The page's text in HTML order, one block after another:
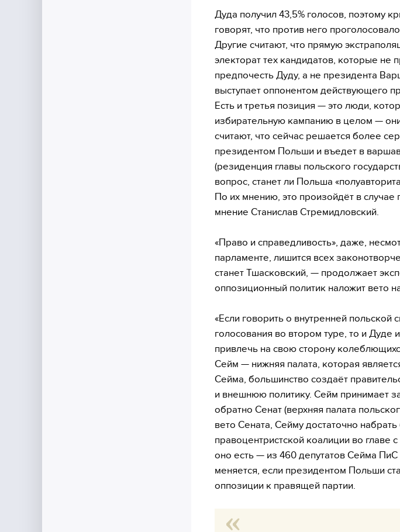
Дуда получил 43,5% голосов, поэтому
говорят, что против него
Другие считают, что прямую
электорат тех кандидатов, которые не
предпочесть Дуду, а не президента
выступает оппонентом действующего
Есть и третья позиция — это люди,
избирательную кампанию в целом —
считают, что сейчас решается более
президентом Польши и въедет в
(резиденция главы польского
вопрос, станет ли Польша
По их мнению, это произойдёт в
мнение Станислав Стремидловский.
«Право и справедливость», даже,
парламенте, лишится всех
станет Тшасковский, — продолжает
оппозиционный политик наложит вето
«Если говорить о внутренней польской
голосования во втором туре, то и Дуде
привлечь на свою сторону
Сейм — нижняя палата, которая
Сейма, большинство создаёт
и внешнюю политику. Сейм принимает
обратно Сенат (верхняя палата
вето Сената, Сейму достаточно
правоцентристской коалиции во главе
оно есть — из 460 депутатов Сейма
меняется, если президентом Польши
оппозиции к правящей партии.